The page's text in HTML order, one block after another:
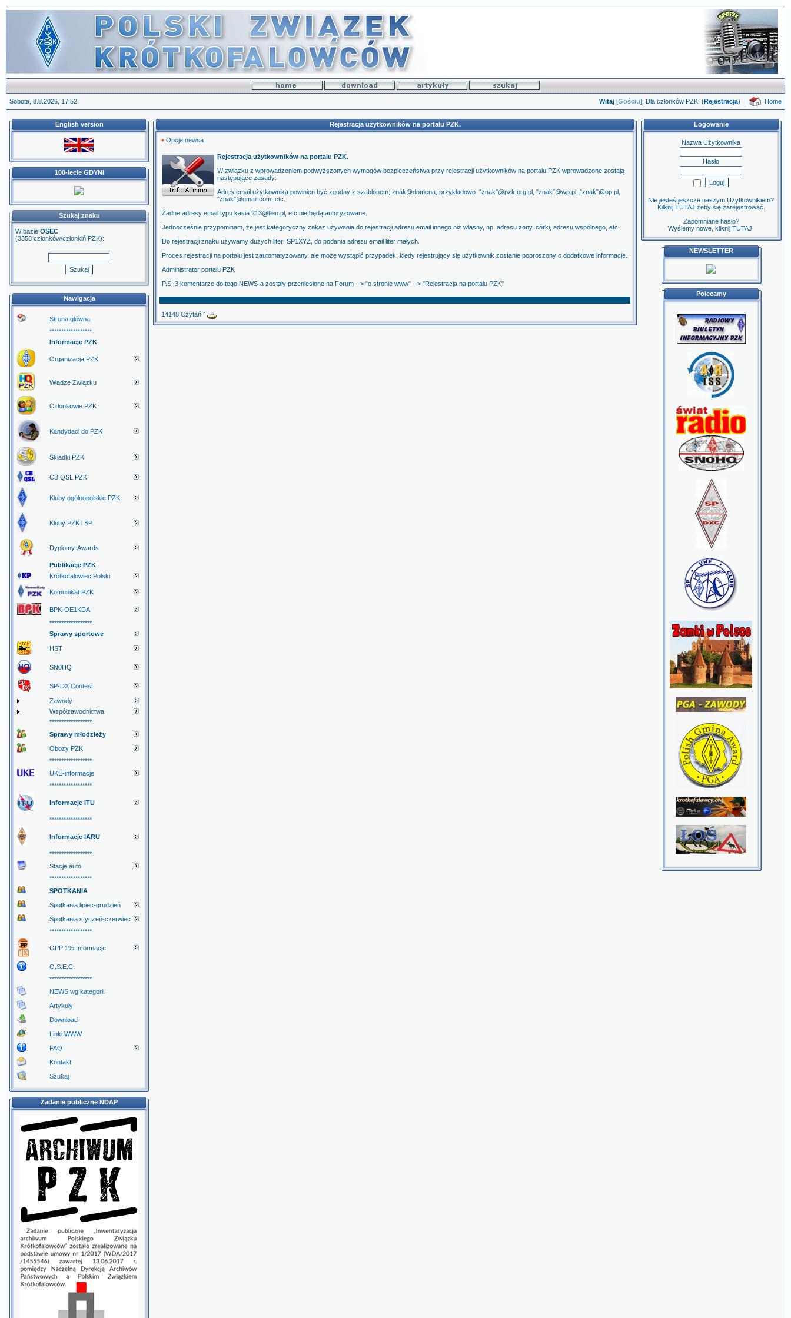
Sobota, 8.8.2026, 17:52 Witaj [Gościu], Dla członków PZK: (Rejestracja) | Home
English version
100-lecie GDYNI
Szukaj znaku
W bazie OSEC
(3358 członków/członkiń PZK):
Nawigacja
Strona główna
******************
Informacje PZK
Organizacja PZK
Władze Związku
Członkowie PZK
Kandydaci do PZK
Składki PZK
CB QSL PZK
Kluby ogólnopolskie PZK
Kluby PZK i SP
Dyplomy-Awards
Publikacje PZK
Krótkofalowiec Polski
Komunikat PZK
BPK-OE1KDA
******************
Sprawy sportowe
HST
SN0HQ
SP-DX Contest
Zawody
Współzawodnictwa
******************
Sprawy młodzieży
Obozy PZK
******************
UKE-informacje
******************
Informacje ITU
******************
Informacje IARU
******************
Stacje auto
******************
SPOTKANIA
Spotkania lipiec-grudzień
Spotkania styczeń-czerwiec
******************
OPP 1% Informacje
O.S.E.C.
******************
NEWS wg kategorii
Artykuły
Download
Linki WWW
FAQ
Kontakt
Szukaj
Zadanie publiczne NDAP
Rejestracja użytkowników na portalu PZK.
Opcje newsa
Rejestracja użytkowników na portalu PZK.
W związku z wprowadzeniem podwyższonych wymogów bezpieczeństwa przy rejestracji użytkowników na portalu PZK wprowadzone zostają
następujące zasady:
Adres email użytkownika powinien być zgodny z szablonem; znak@domena, przykładowo "znak"@pzk.org.pl, "znak"@wp.pl, "znak"@op.pl,
"znak"@gmail.com, etc.
Żadne adresy email typu kasia 213@tlen.pl, etc nie będą autoryzowane.
Jednocześnie przypominam, że jest kategoryczny zakaz używania do rejestracji adresu email innego niż własny, np. adresu zony, córki, adresu wspólnego, etc.
Do rejestracji znaku używamy dużych liter: SP1XYZ, do podania adresu email liter małych.
Proces rejestracji na portalu jest zautomatyzowany, ale możę wystąpić przypadek, kiedy rejestrujący się użytkownik zostanie poproszony o dodatkowe informacje.
Administrator portalu PZK
P.S. 3 komentarze do tego NEWS-a zostały przeniesione na Forum --> "o stronie www" --> "Rejestracja na portalu PZK"
14148 Czytań ˇ
Logowanie
Nazwa Użytkownika
Hasło
Nie jesteś jeszcze naszym Użytkownikiem?
Kilknij TUTAJ żeby się zarejestrować.
Zapomniane hasło?
Wyślemy nowe, kliknij TUTAJ
NEWSLETTER
Polecamy